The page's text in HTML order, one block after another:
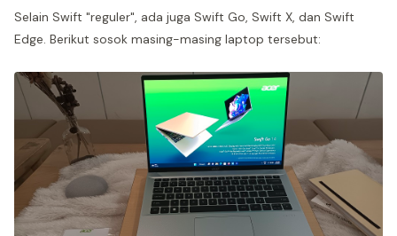
Selain Swift "reguler", ada juga Swift Go, Swift X, dan Swift
Edge. Berikut sosok masing-masing laptop tersebut: